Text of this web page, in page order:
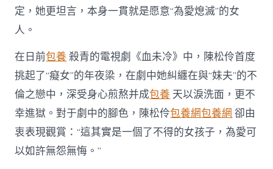
定，她更坦言，本身一貫就是愿意“為愛熄滅”的女
人。
在日前包養 殺青的電視劇《血未冷》中，陳松伶首度
挑起了“癡女”的年夜梁，在劇中她糾纏在與“妹夫”的不
倫之戀中，深受身心煎熬并成包養 天以淚洗面，更不
幸進獄。對于劇中的腳色，陳松伶包養網包養網 卻由
衷表現觀賞：“這其實是一個了不得的女孩子，為愛可
以如許無怨無悔。”